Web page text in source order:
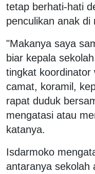
tetap berhati-hati
penculikan anak di
"Makanya saya
biar kepala
tingkat koordinator
camat, koramil,
rapat duduk
mengatasi atau
katanya.
Isdarmoko
antaranya sekolah